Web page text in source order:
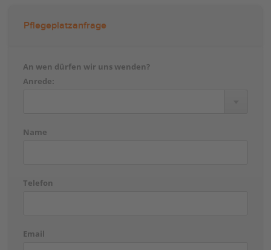
Pflegeplatzanfrage
An wen dürfen wir uns wenden?
Anrede:
Name
Telefon
Email